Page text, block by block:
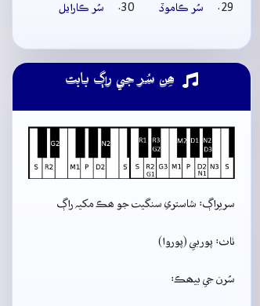
سُر ڪاموڏ
سُر ڪارايل
ھِن سُر جي راڳ بابت
سريراڳ: شاستري سنگيت جو ھڪ مکيہ راڳ
ٺاٺ: پوربي (پوروا)
سُرن جي بيھڪ: